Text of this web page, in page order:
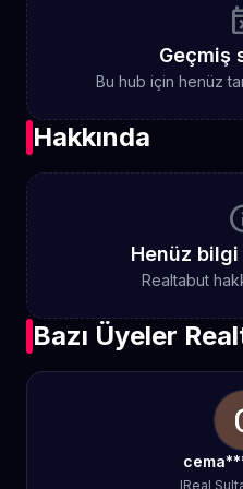
Geçmiş
Bu hub için henüz
Hakkında
Henüz
Realtabut
Bazı Üyeler
IReal